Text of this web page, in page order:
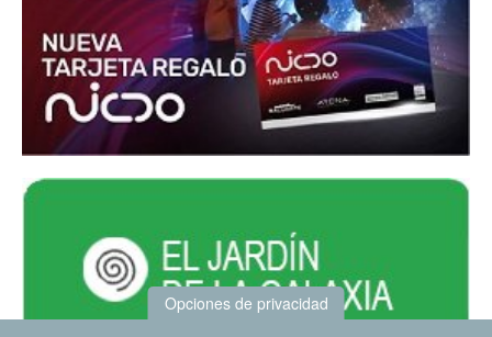
Opciones de privacidad